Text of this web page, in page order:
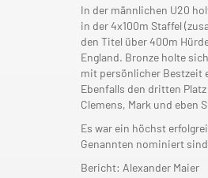
In der männlichen U20
in der 4x100m Staffel
den Titel über 400m
England. Bronze holte
mit persönlicher Bestzeit
Ebenfalls den dritten
Clemens, Mark und eben
Es war ein höchst
Genannten nominiert
Bericht: Alexander Maier